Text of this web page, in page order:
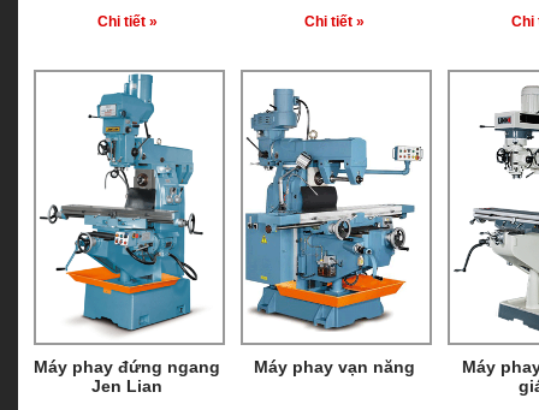
Chi tiết » Chi tiết » Chi
Máy phay đứng ngang
Jen Lian
Máy phay vạn năng
Máy